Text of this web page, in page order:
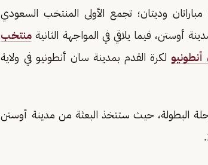
وديتان؛ تجمع الأولى المنتخب السعودي
منتخب
لكرة القدم بمدينة سان أنطونيو في ولاية
البطولة، حيث ستتخذ البعثة من مدينة أوستن